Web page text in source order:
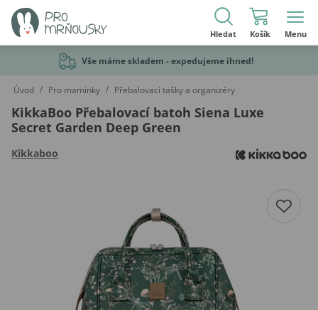
Hledat Košík Menu
Vše máme skladem - expedujeme ihned!
Úvod / Pro maminky / Přebalovací tašky a organizéry
KikkaBoo Přebalovací batoh Siena Luxe
Secret Garden Deep Green
Kikkaboo